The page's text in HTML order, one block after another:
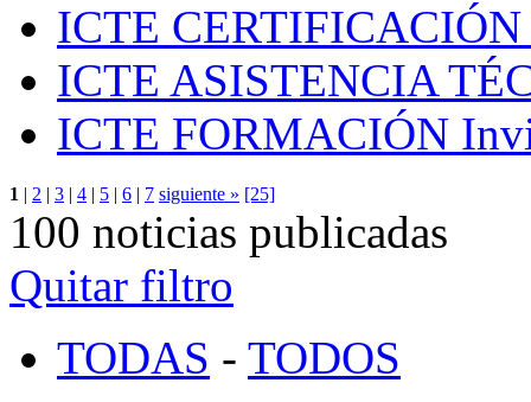
ICTE CERTIFICACIÓN
ICTE ASISTENCIA
ICTE FORMACIÓN
1 | 2 | 3 | 4 | 5 | 6 | 7 siguiente » [25]
100 noticias publicadas
Quitar filtro
TODAS - TODOS